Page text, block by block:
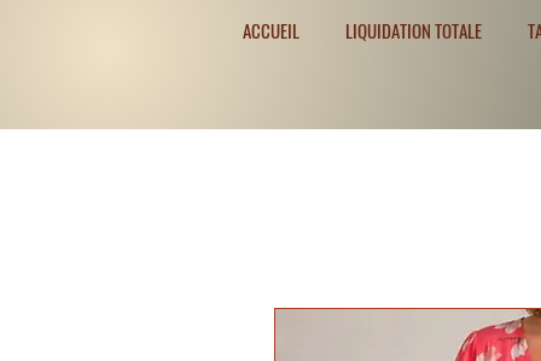
ACCUEIL LIQUIDATION TOTALE